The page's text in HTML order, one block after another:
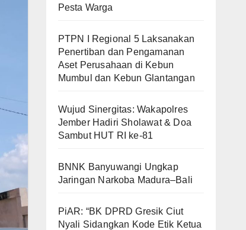
Pesta Warga
PTPN I Regional 5 Laksanakan
Penertiban dan Pengamanan
Aset Perusahaan di Kebun
Mumbul dan Kebun Glantangan
Wujud Sinergitas: Wakapolres
Jember Hadiri Sholawat & Doa
Sambut HUT RI ke-81
BNNK Banyuwangi Ungkap
Jaringan Narkoba Madura–Bali
PiAR: “BK DPRD Gresik Ciut
Nyali Sidangkan Kode Etik Ketua